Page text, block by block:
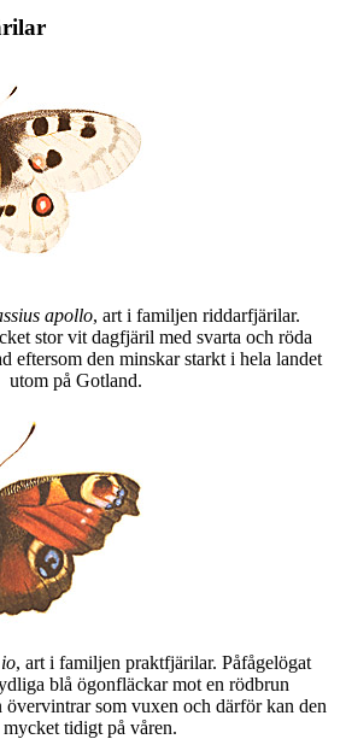
apollo, art i familjen riddarfjärilar.
stor vit dagfjäril med svarta och röda
eftersom den minskar starkt i hela landet
utom på Gotland.
, art i familjen praktfjärilar. Påfågelögat
blå ögonfläckar mot en rödbrun
som vuxen och därför kan den
mycket tidigt på våren.